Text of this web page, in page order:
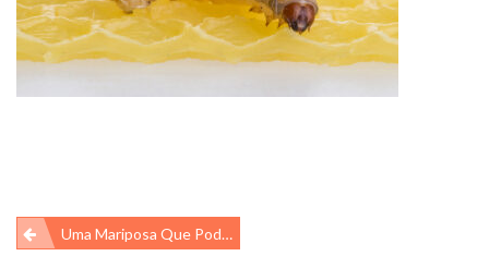
Navegação
Uma Mariposa Que Pode Digerir Plástico…